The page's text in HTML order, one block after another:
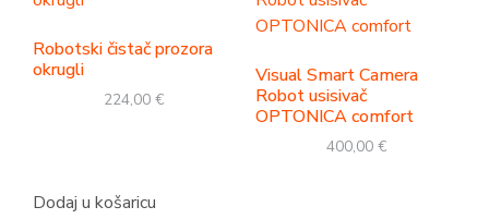
Robotski čistač prozora
okrugli
224,00 €
Dodaj u košaricu
Visual Smart Camera
Robot usisivač
OPTONICA comfort
400,00 €